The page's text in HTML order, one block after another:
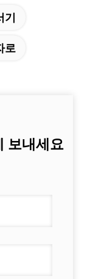
로
보내세요